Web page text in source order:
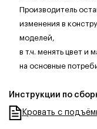
Производитель
изменения в
моделей,
в т.ч. менять цвет и
на основные
Инструкции по
Кровать с